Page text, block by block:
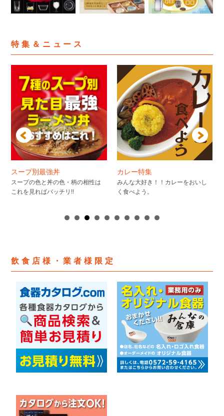
特集＆ニュース
スープ別最強丼
スープの色と丼の色・柄の相性は
これを見ればバッチリ!!
カレー特集
みんな大好き！！カレーをおいし
く食べよう。
飲食店様・業者様限定